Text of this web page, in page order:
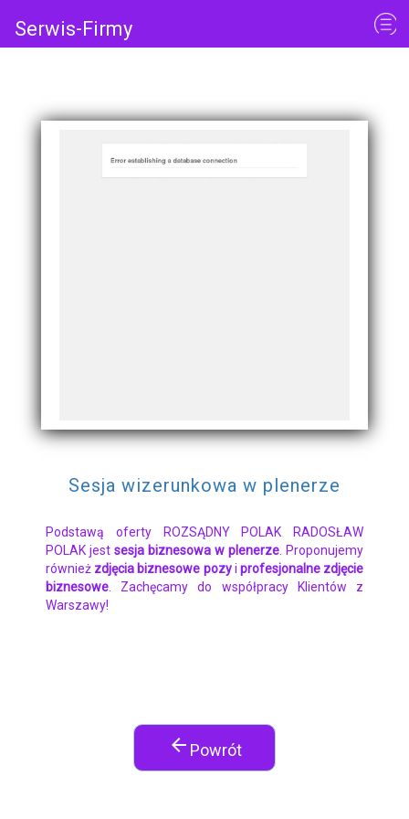
Serwis-Firmy
Sesja wizerunkowa w plenerze
Podstawą oferty ROZSĄDNY POLAK RADOSŁAW
POLAK jest sesja biznesowa w plenerze . Proponujemy
również zdjęcia biznesowe pozyi profesjonalne zdjęcie
biznesowe . Zachęcamy do współpracy Klientów z
Warszawy!
arrow_back Powrót